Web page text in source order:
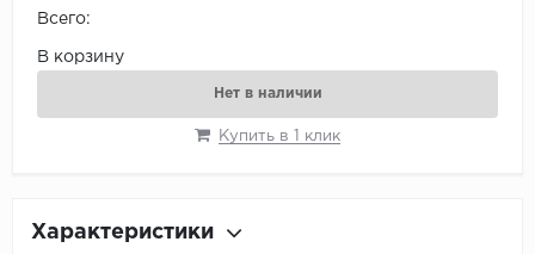
Всего:
В корзину
Нет в наличии
Купить в 1 клик
Характеристики